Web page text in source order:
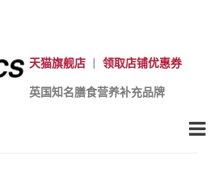
天猫旗舰店 领取店铺优惠券
英国知名膳食营养补充品牌